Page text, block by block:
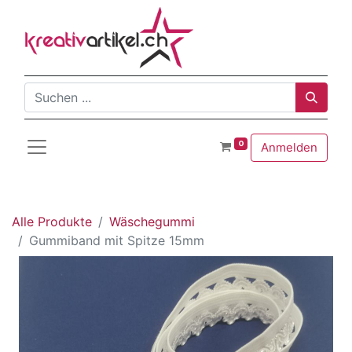
0 Anmelden
Alle Produkte
Wäschegummi
Gummiband mit Spitze 15mm